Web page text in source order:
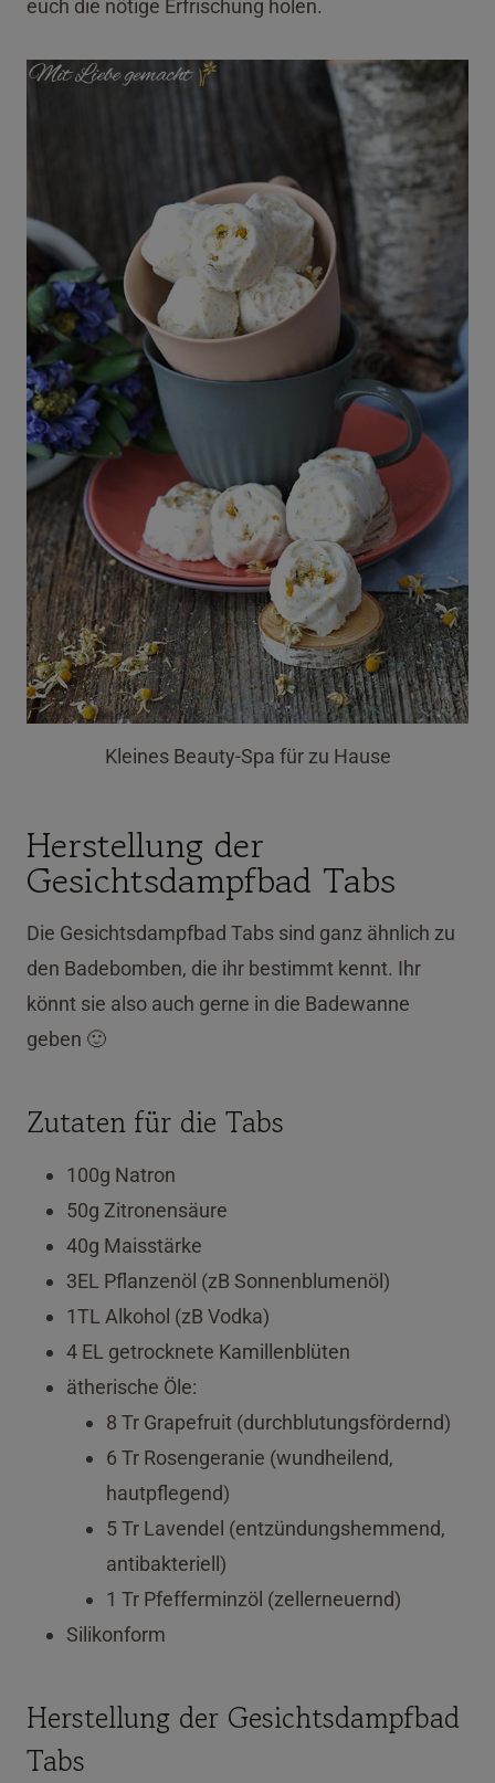
euch die nötige Erfrischung holen.
Kleines Beauty-Spa für zu Hause
Herstellung der
Gesichtsdampfbad Tabs
Die Gesichtsdampfbad Tabs sind ganz ähnlich zu
den Badebomben, die ihr bestimmt kennt. Ihr
könnt sie also auch gerne in die Badewanne
geben 🙂
Zutaten für die Tabs
100g Natron
50g Zitronensäure
40g Maisstärke
3EL Pflanzenöl (zB Sonnenblumenöl)
1TL Alkohol (zB Vodka)
4 EL getrocknete Kamillenblüten
ätherische Öle:
8 Tr Grapefruit (durchblutungsfördernd)
6 Tr Rosengeranie (wundheilend,
hautpflegend)
5 Tr Lavendel (entzündungshemmend,
antibakteriell)
1 Tr Pfefferminzöl (zellerneuernd)
Silikonform
Herstellung der Gesichtsdampfbad
Tabs